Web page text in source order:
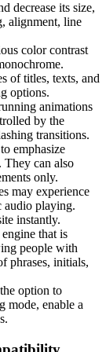
decrease its size,
alignment, line
color contrast
of titles, texts, and
options.
animations
by the
transitions.
emphasize
They can also
only.
may experience
audio playing.
instantly.
that is
people with
phrases, initials,
option to
mode, enable a